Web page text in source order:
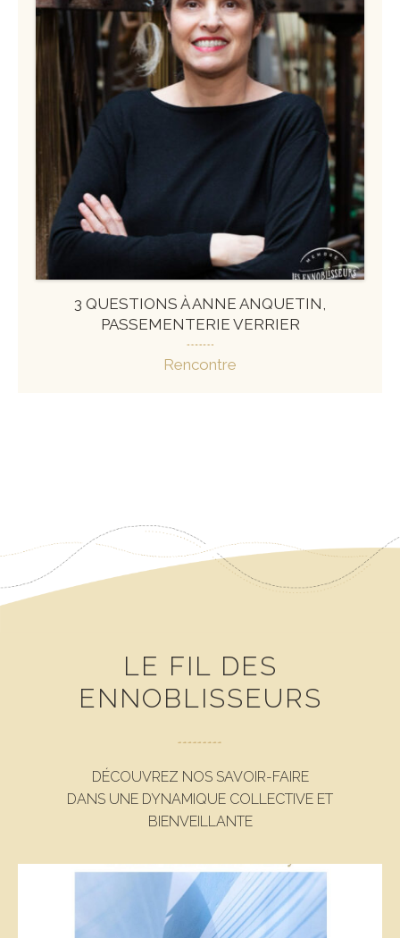
3 QUESTIONS À ANNE ANQUETIN,
PASSEMENTERIE VERRIER
Rencontre
LE FIL DES
ENNOBLISSEURS
DÉCOUVREZ NOS SAVOIR-FAIRE
DANS UNE DYNAMIQUE COLLECTIVE ET
BIENVEILLANTE